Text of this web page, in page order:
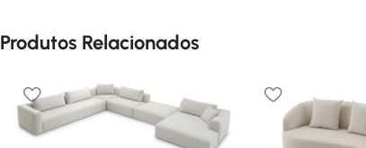
Produtos Relacionados